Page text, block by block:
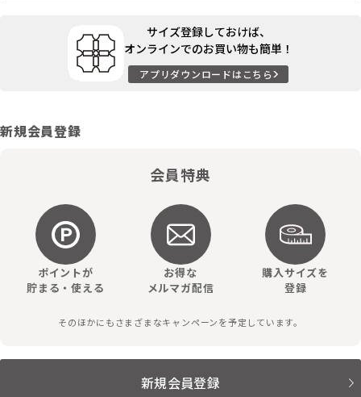
サイズ登録しておけば、
オンラインでのお買い物も簡単！
アプリダウンロードはこちら
新規会員登録
会員特典
ポイントが
貯まる・使える
お得な
メルマガ配信
購入サイズを
登録
そのほかにもさまざまなキャンペーンを予定しています。
新規会員登録